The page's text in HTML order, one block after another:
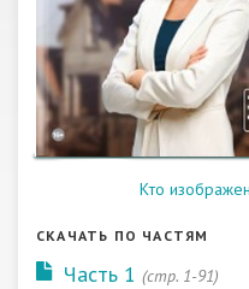
Кто
СКАЧАТЬ ПО ЧАСТЯМ
Часть 1 (стр. 1-91)